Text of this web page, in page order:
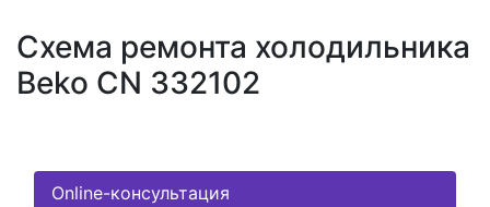
Схема ремонта холодильника
Beko CN 332102
Online-консультация